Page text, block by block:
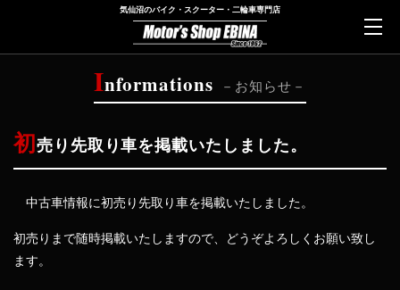
気仙沼のバイク・スクーター・二輪車専門店
Informations お知らせ
初売り先取り車を掲載いたしました。
中古車情報に初売り先取り車を掲載いたしました。
初売りまで随時掲載いたしますので、どうぞよろしくお願い致し
ます。